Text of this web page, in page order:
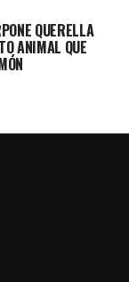
QUERELLA
ANIMAL QUE